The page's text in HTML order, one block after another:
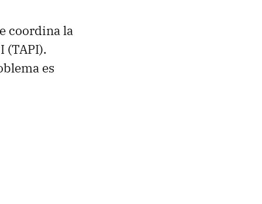
coordina la
(TAPI).
es